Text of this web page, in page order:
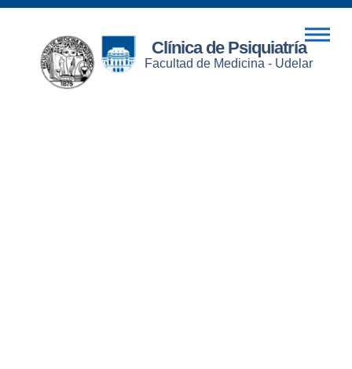
Clínica de Psiquiatría
Facultad de Medicina - Udelar